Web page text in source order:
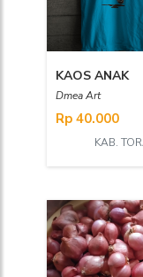
KAOS ANAK
Dmea Art
Rp 40.000